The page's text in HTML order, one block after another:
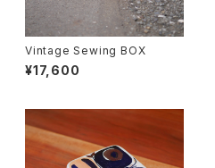
Vintage Sewing BOX
¥17,600